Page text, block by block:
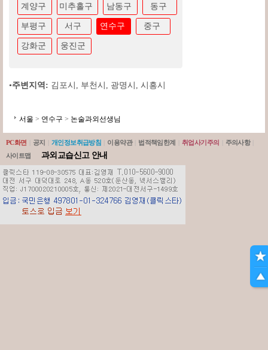
계양구
미추홀구 남동구 동구
부평구 서구 연수구 중구
강화군 웅진군
•주변지역: 김포시 , 부천시 , 광명시 , 시흥시
서울 > 연수구 > 논술과외선생님
PC화면 공지 개인정보취급방침 이용약관 법적책임한계 취업사기주의 주의사항
사이트맵
과외교습신고 안내